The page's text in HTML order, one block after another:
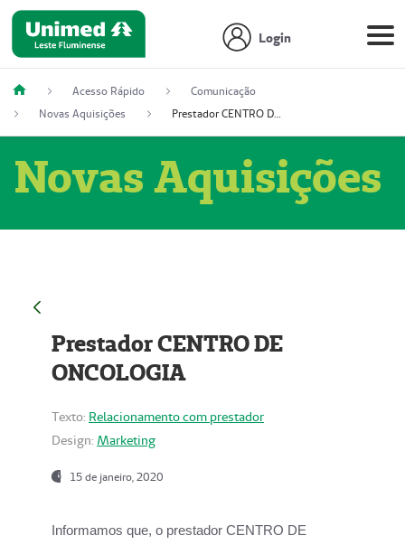
Login
Acesso Rápido
Comunicação
Novas Aquisições
Prestador CENTRO DE ONCOLOGIA
Novas Aquisições
Prestador CENTRO DE
ONCOLOGIA
Texto: Relacionamento com prestador
Design: Marketing
15 de janeiro, 2020
Informamos que, o prestador CENTRO DE